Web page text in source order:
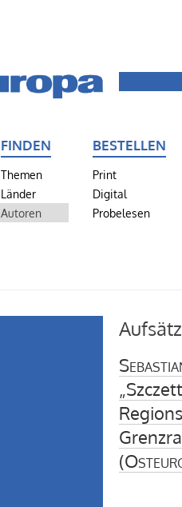
FINDEN
Themen
Länder
Autoren
BESTELLEN
Print
Digital
Probelesen
(